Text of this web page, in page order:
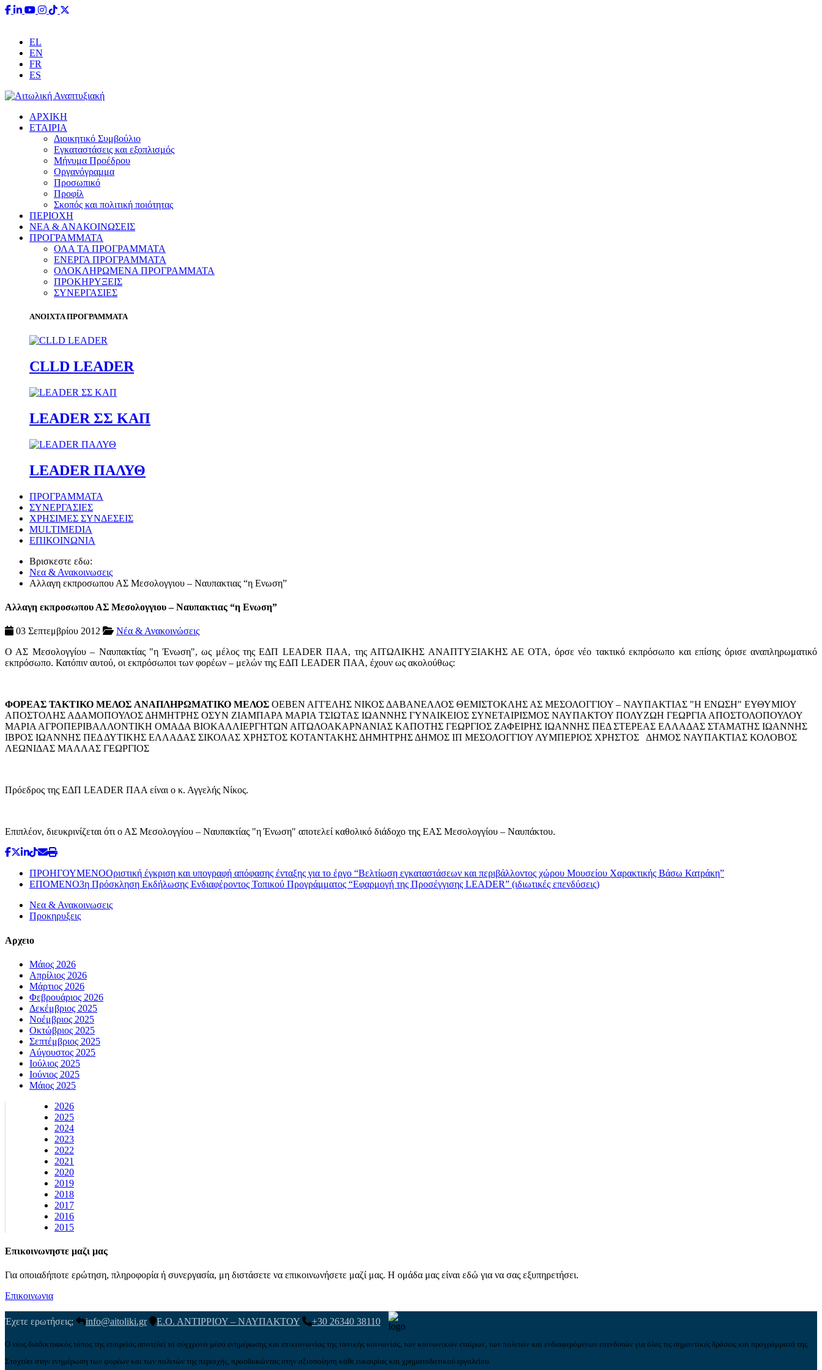
EL
EN
FR
ES
ΑΡΧΙΚΗ
ΕΤΑΙΡΙΑ
Διοικητικό Συμβούλιο
Εγκαταστάσεις και εξοπλισμός
Μήνυμα Προέδρου
Οργανόγραμμα
Προσωπικό
Προφίλ
Σκοπός και πολιτική ποιότητας
ΠΕΡΙΟΧΗ
ΝΕΑ & ΑΝΑΚΟΙΝΩΣΕΙΣ
ΠΡΟΓΡΑΜΜΑΤΑ
ΟΛΑ ΤΑ ΠΡΟΓΡΑΜΜΑΤΑ
ΕΝΕΡΓΑ ΠΡΟΓΡΑΜΜΑΤΑ
ΟΛΟΚΛΗΡΩΜΕΝΑ ΠΡΟΓΡΑΜΜΑΤΑ
ΠΡΟΚΗΡΥΞΕΙΣ
ΣΥΝΕΡΓΑΣΙΕΣ
ΑΝΟΙΧΤΑ ΠΡΟΓΡΑΜΜΑΤΑ
CLLD LEADER
LEADER ΣΣ ΚΑΠ
LEADER ΠΑΛΥΘ
ΠΡΟΓΡΑΜΜΑΤΑ
ΣΥΝΕΡΓΑΣΙΕΣ
ΧΡΗΣΙΜΕΣ ΣΥΝΔΕΣΕΙΣ
MULTIMEDIA
ΕΠΙΚΟΙΝΩΝΙΑ
Βρισκεστε εδω:
Νεα & Ανακοινωσεις
Αλλαγη εκπροσωπου ΑΣ Μεσολογγιου – Ναυπακτιας “η Ενωση”
Αλλαγη εκπροσωπου ΑΣ Μεσολογγιου – Ναυπακτιας “η Ενωση”
03 Σεπτεμβρίου 2012
Νέα & Ανακοινώσεις
Ο ΑΣ Μεσολογγίου – Ναυπακτίας "η Ένωση", ως μέλος της ΕΔΠ LEADER ΠΑΑ, της ΑΙΤΩΛΙΚΗΣ ΑΝΑΠΤΥΞΙΑΚΗΣ ΑΕ ΟΤΑ, όρσε νέο τακτικό εκπρόσωπο και επίσης όρισε αναπληρωματικό
εκπρόσωπο. Κατόπιν αυτού, οι εκπρόσωποι των φορέων – μελών της ΕΔΠ LEADER ΠΑΑ, έχουν ως ακολούθως:
ΦΟΡΕΑΣ ΤΑΚΤΙΚΟ ΜΕΛΟΣ ΑΝΑΠΛΗΡΩΜΑΤΙΚΟ ΜΕΛΟΣ ΟΕΒΕΝ ΑΓΓΕΛΗΣ ΝΙΚΟΣ ΔΑΒΑΝΕΛΛΟΣ ΘΕΜΙΣΤΟΚΛΗΣ ΑΣ ΜΕΣΟΛΟΓΓΙΟΥ – ΝΑΥΠΑΚΤΙΑΣ "Η ΕΝΩΣΗ" ΕΥΘΥΜΙΟΥ
ΑΠΟΣΤΟΛΗΣ ΑΔΑΜΟΠΟΥΛΟΣ ΔΗΜΗΤΡΗΣ ΟΣΥΝ ΖΙΑΜΠΑΡΑ ΜΑΡΙΑ ΤΣΙΩΤΑΣ ΙΩΑΝΝΗΣ ΓΥΝΑΙΚΕΙΟΣ ΣΥΝΕΤΑΙΡΙΣΜΟΣ ΝΑΥΠΑΚΤΟΥ ΠΟΛΥΖΩΗ ΓΕΩΡΓΙΑ ΑΠΟΣΤΟΛΟΠΟΥΛΟΥ
ΜΑΡΙΑ ΑΓΡΟΠΕΡΙΒΑΛΛΟΝΤΙΚΗ ΟΜΑΔΑ ΒΙΟΚΑΛΛΙΕΡΓΗΤΩΝ ΑΙΤΩΛΟΑΚΑΡΝΑΝΙΑΣ ΚΑΠΟΤΗΣ ΓΕΩΡΓΙΟΣ ΖΑΦΕΙΡΗΣ ΙΩΑΝΝΗΣ ΠΕΔ ΣΤΕΡΕΑΣ ΕΛΛΑΔΑΣ ΣΤΑΜΑΤΗΣ ΙΩΑΝΝΗΣ
ΙΒΡΟΣ ΙΩΑΝΝΗΣ ΠΕΔ ΔΥΤΙΚΗΣ ΕΛΛΑΔΑΣ ΣΙΚΟΛΑΣ ΧΡΗΣΤΟΣ ΚΟΤΑΝΤΑΚΗΣ ΔΗΜΗΤΡΗΣ ΔΗΜΟΣ ΙΠ ΜΕΣΟΛΟΓΓΙΟΥ ΛΥΜΠΕΡΙΟΣ ΧΡΗΣΤΟΣ ΔΗΜΟΣ ΝΑΥΠΑΚΤΙΑΣ ΚΟΛΟΒΟΣ
ΛΕΩΝΙΔΑΣ ΜΑΛΛΑΣ ΓΕΩΡΓΙΟΣ
Πρόεδρος της ΕΔΠ LEADER ΠΑΑ είναι ο κ. Αγγελής Νίκος.
Επιπλέον, διευκρινίζεται ότι ο ΑΣ Μεσολογγίου – Ναυπακτίας "η Ένωση" αποτελεί καθολικό διάδοχο της ΕΑΣ Μεσολογγίου – Ναυπάκτου.
ΠΡΟΗΓΟΥΜΕΝΟΟριστική έγκριση και υπογραφή απόφασης ένταξης για το έργο “Βελτίωση εγκαταστάσεων και περιβάλλοντος χώρου Μουσείου Χαρακτικής Βάσω Κατράκη”
ΕΠΟΜΕΝΟ3η Πρόσκληση Εκδήλωσης Ενδιαφέροντος Τοπικού Προγράμματος “Εφαρμογή της Προσέγγισης LEADER” (ιδιωτικές επενδύσεις)
Νεα & Ανακοινωσεις
Προκηρυξεις
Αρχειο
Μάιος 2026
Απρίλιος 2026
Μάρτιος 2026
Φεβρουάριος 2026
Δεκέμβριος 2025
Νοέμβριος 2025
Οκτώβριος 2025
Σεπτέμβριος 2025
Αύγουστος 2025
Ιούλιος 2025
Ιούνιος 2025
Μάιος 2025
2026
2025
2024
2023
2022
2021
2020
2019
2018
2017
2016
2015
Επικοινωνηστε μαζι μας
Για οποιαδήποτε ερώτηση, πληροφορία ή συνεργασία, μη διστάσετε να επικοινωνήσετε μαζί μας. Η ομάδα μας είναι εδώ για να σας εξυπηρετήσει.
Επικοινωνια
Έχετε ερωτήσεις; info@aitoliki.gr Ε.Ο. ΑΝΤΙΡΡΙΟΥ – ΝΑΥΠΑΚΤΟΥ +30 26340 38110
Ο νέος διαδικτυακός τόπος της εταιρείας αποτελεί το σύγχρονο μέσο ενημέρωσης και επικοινωνίας της τοπικής κοινωνίας, των κοινωνικών εταίρων, των πολιτών και ενδιαφερόμενων επενδυτών για όλες τις σημαντικές δράσεις και προγράμματά της.
Στοχεύει στην ενημέρωση των φορέων και των πολιτών της περιοχής, προσδοκώντας στην αξιοποίηση κάθε ευκαιρίας και χρηματοδοτικού εργαλείου.